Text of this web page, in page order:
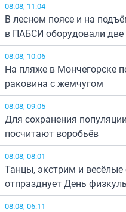
08.08, 11:04
В лесном поясе и на
в ПАБСИ оборудовали
08.08, 10:06
На пляже в Мончегорске
раковина с жемчугом
08.08, 09:05
Для сохранения
посчитают воробьёв
08.08, 08:01
Танцы, экстрим и
отпразднует День
08.08, 06:11